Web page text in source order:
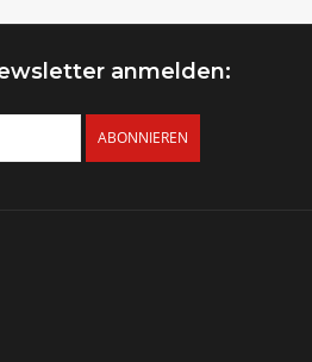
anmelden:
ABONNIEREN